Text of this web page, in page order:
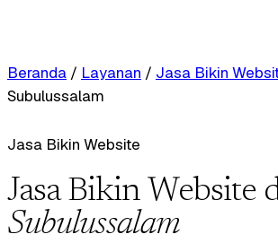
Beranda / Layanan / Jasa Bikin
Subulussalam
Jasa Bikin Website
Jasa Bikin Website
Subulussalam